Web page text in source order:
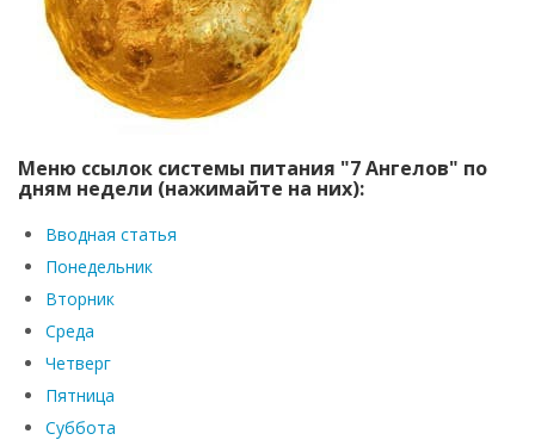
Меню ссылок системы питания "7 Ангелов" по
дням недели (нажимайте на них):
Вводная статья
Понедельник
Вторник
Среда
Четверг
Пятница
Суббота